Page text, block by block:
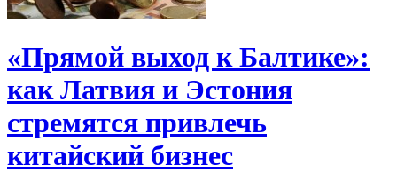
«Прямой выход к Балтике»:
как Латвия и Эстония
стремятся привлечь
китайский бизнес